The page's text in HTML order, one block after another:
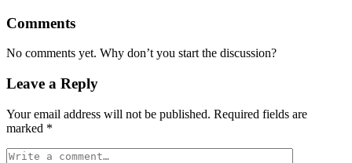
Comments
No comments yet. Why don’t you start the discussion?
Leave a Reply
Your email address will not be published. Required fields are
marked *